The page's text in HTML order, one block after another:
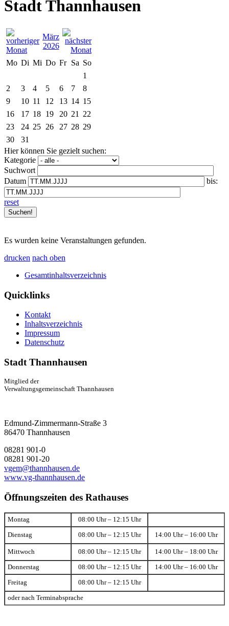
Stadt Thannhausen
März
2026
Mo Di Mi Do Fr Sa So
1
2
3 4 5 6 7
8
9
10 11 12 13 14 15
16
17 18 19 20 21
22
23
24 25 26 27 28 29
30
31
Hier können Sie gezielt suchen:
Kategorie
Suchwort
Datum
bis:
reset
Es wurden keine Veranstaltungen gefunden.
drucken nach oben
Gesamtinhaltsverzeichnis
Quicklinks
Kontakt
Inhaltsverzeichnis
Impressum
Datenschutz
Stadt Thannhausen
Mitglied der
Verwaltungsgemeinschaft Thannhausen
Edmund-Zimmermann-Straße 3
86470 Thannhausen
08281 901-0
08281 901-20
vgem@thannhausen.de
www.vg-thannhausen.de
Öffnungszeiten des Rathauses
Montag 08:00 Uhr – 12:15 Uhr
Dienstag 08:00 Uhr – 12:15 Uhr 14:00 Uhr – 16:00 Uhr
Mittwoch 08:00 Uhr – 12:15 Uhr 14:00 Uhr – 18:00 Uhr
Donnerstag 08:00 Uhr – 12:15 Uhr 14:00 Uhr – 16:00 Uhr
Freitag 08:00 Uhr – 12:15 Uhr
oder nach Terminabsprache